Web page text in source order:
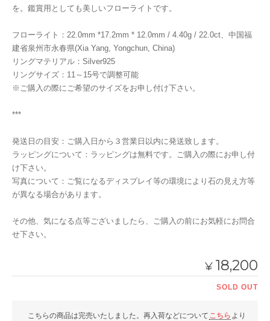
を。鑑賞用としても美しいフローライトです。
フローライト：22.0mm *17.2mm * 12.0mm / 4.40g / 22.0ct、中国福
建省泉州市永春県(Xia Yang, Yongchun, China)
リングマテリアル：Silver925
リングサイズ：11～15号で調整可能
※ご購入の際にご希望のサイズをお申し付け下さい。
***
発送日の目安：ご購入日から３営業日以内に発送致します。
ラッピングについて：ラッピングは無料です。ご購入の際にお申し付
け下さい。
写真について：ご覧になるディスプレイ等の環境により石の見え方等
が異なる場合があります。
その他、気になる点等ございましたら、ご購入の前にお気軽にお問合
せ下さい。
¥ 18,200
SOLD OUT
こちらの商品は完売いたしました。再入荷などについて こちら より